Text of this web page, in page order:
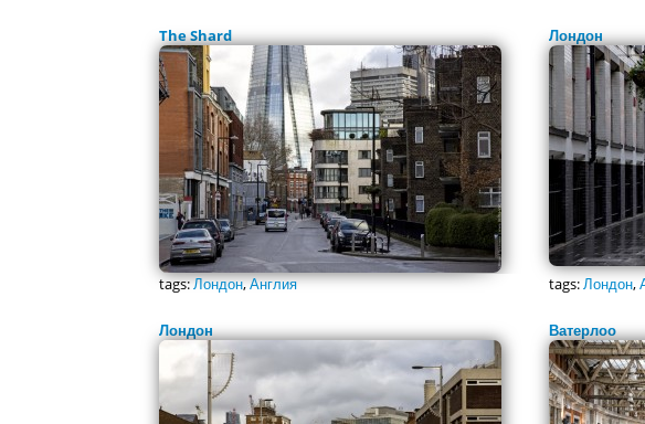
The Shard
tags:Лондон,Англия
Лондон
tags:Лондон,
Лондон Ватерлоо